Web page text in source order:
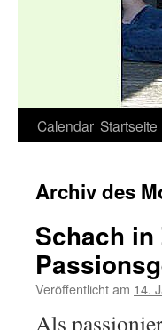
Calendar Startseite
Archiv des
Schach in
Veröffentlicht am 14.
Als